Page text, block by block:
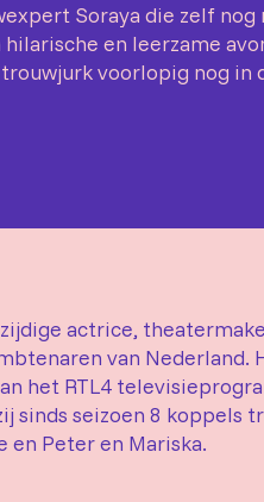
Soraya die zelf
en leerzame
voorlopig nog in
actrice,
van Nederland.
het RTL4
sinds seizoen 8 koppels
en Peter en Mariska.